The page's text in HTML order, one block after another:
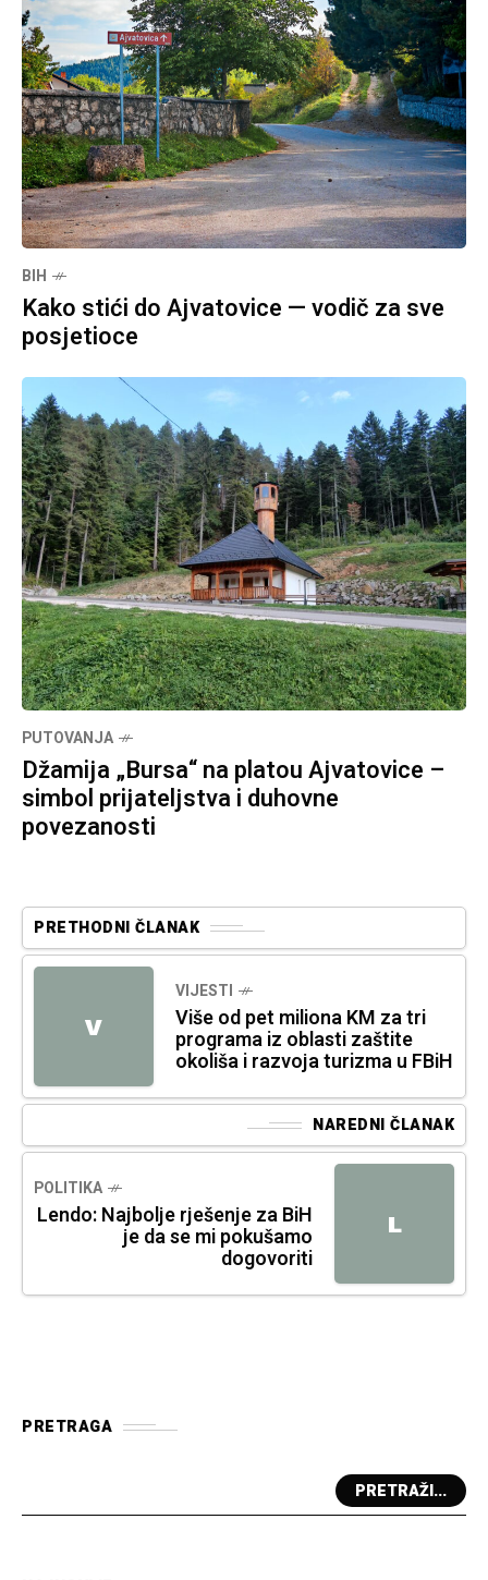
BIH
Kako stići do Ajvatovice — vodič za sve
posjetioce
PUTOVANJA
Džamija „Bursa“ na platou Ajvatovice –
simbol prijateljstva i duhovne
povezanosti
PRETHODNI ČLANAK
V
VIJESTI
Više od pet miliona KM za tri
programa iz oblasti zaštite
okoliša i razvoja turizma u FBiH
NAREDNI ČLANAK
L
POLITIKA
Lendo: Najbolje rješenje za BiH
je da se mi pokušamo
dogovoriti
PRETRAGA
PRETRAŽI...